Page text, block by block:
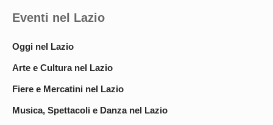
Eventi nel Lazio
Oggi nel Lazio
Arte e Cultura nel Lazio
Fiere e Mercatini nel Lazio
Musica, Spettacoli e Danza nel Lazio